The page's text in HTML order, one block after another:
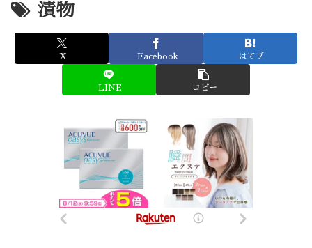
漬物
X Facebook はてブ
LINE コピー